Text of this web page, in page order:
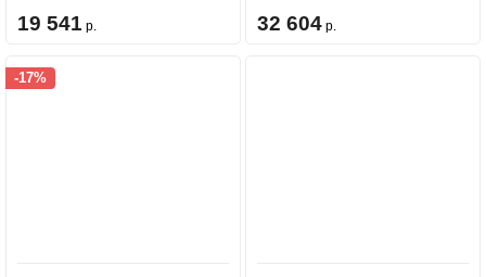
Platinum/Coral
19 541 р. 32 604р.
-17%